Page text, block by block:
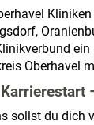
Oberhavel
sollst du dich